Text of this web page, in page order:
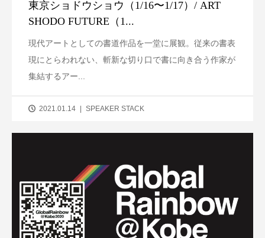
東京ショドウショウ（1/16〜1/17）/ ART
SHODO FUTURE（1...
現代アートとしての書道作品を一堂に展観。従来の書表
現にとらわれない、斬新な切り口で書に向き合う作家が
集結するアー...
2021.01.14 SPEAKER STACK